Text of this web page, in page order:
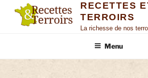
RECETTES
TERROIRS
La richesse de nos
Menu